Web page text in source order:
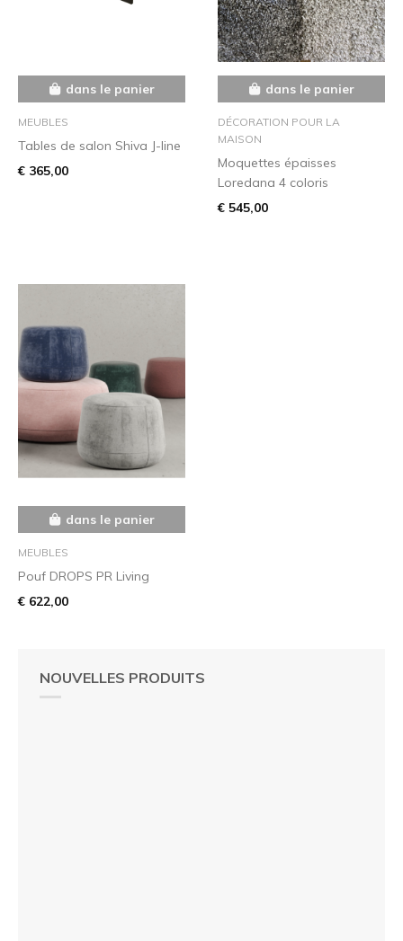
NOUVELLES PRODUITS
dans le panier
MEUBLES
Tables de salon Shiva J-line
€ 365,00
dans le panier
DÉCORATION POUR LA
MAISON
Moquettes épaisses
Loredana 4 coloris
€ 545,00
dans le panier
MEUBLES
Pouf DROPS PR Living
€ 622,00